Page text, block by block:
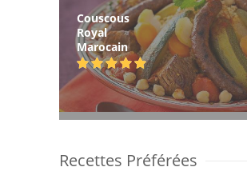
Couscous
Royal
Marocain
Recettes Préférées